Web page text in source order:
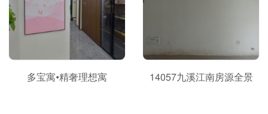
多宝寓•精奢理想寓 14057九溪江南房源全景